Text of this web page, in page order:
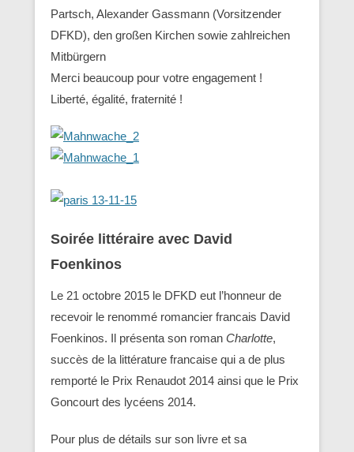
Partsch, Alexander Gassmann (Vorsitzender
‪‎DFKD), den großen Kirchen sowie zahlreichen
Mitbürgern
Merci beaucoup pour votre engagement !
Liberté, égalité, fraternité !
Soirée littéraire avec David
Foenkinos
Le 21 octobre 2015 le DFKD eut l’honneur de
recevoir le renommé romancier francais David
Foenkinos. Il présenta son roman Charlotte,
succès de la littérature francaise qui a de plus
remporté le Prix Renaudot 2014 ainsi que le Prix
Goncourt des lycéens 2014.
Pour plus de détails sur son livre et sa